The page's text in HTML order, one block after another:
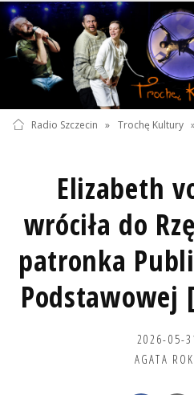
Radio Szczecin » Trochę Kultury
Elizabeth
wróciła do
patronka
Podstawowej
2026-05-
AGATA